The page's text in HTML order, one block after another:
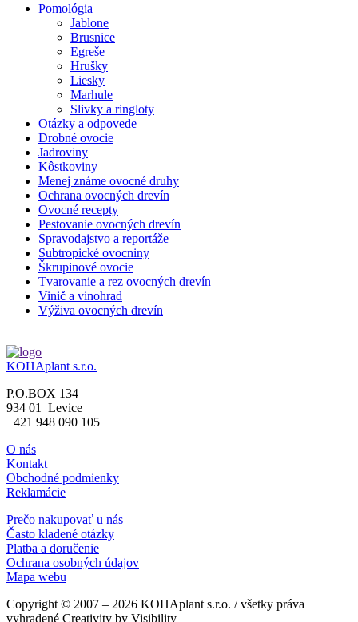
Pomológia
Jablone
Brusnice
Egreše
Hrušky
Liesky
Marhule
Slivky a ringloty
Otázky a odpovede
Drobné ovocie
Jadroviny
Kôstkoviny
Menej známe ovocné druhy
Ochrana ovocných drevín
Ovocné recepty
Pestovanie ovocných drevín
Spravodajstvo a reportáže
Subtropické ovocniny
Škrupinové ovocie
Tvarovanie a rez ovocných drevín
Vinič a vinohrad
Výživa ovocných drevín
KOHAplant s.r.o.
P.O.BOX 134
934 01 Levice
+421 948 090 105
O nás
Kontakt
Obchodné podmienky
Reklamácie
Prečo nakupovať u nás
Často kladené otázky
Platba a doručenie
Ochrana osobných údajov
Mapa webu
Copyright © 2007 – 2026 KOHAplant s.r.o. / všetky práva
vyhradené Creativity by Visibility